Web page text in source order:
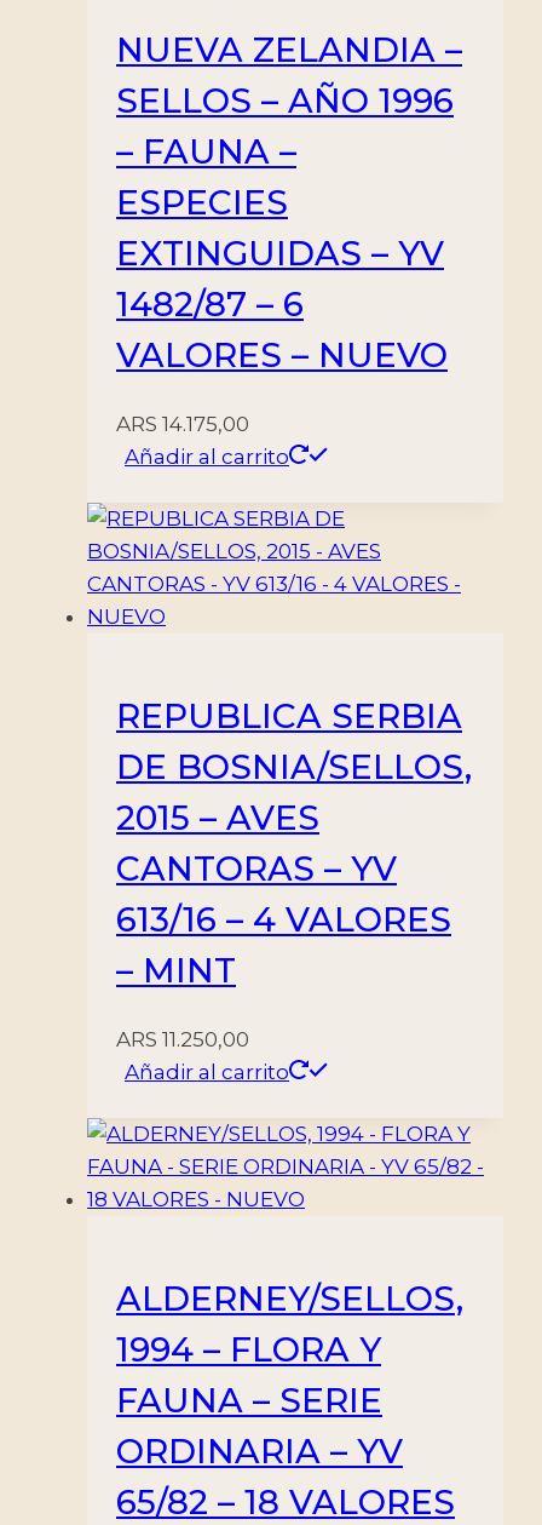
NUEVA ZELANDIA –
SELLOS – AÑO 1996
– FAUNA –
ESPECIES
EXTINGUIDAS – YV
1482/87 – 6
VALORES – NUEVO
ARS 14.175,00
Añadir al carrito
REPUBLICA SERBIA
DE BOSNIA/SELLOS,
2015 – AVES
CANTORAS – YV
613/16 – 4 VALORES
– MINT
ARS 11.250,00
Añadir al carrito
ALDERNEY/SELLOS,
1994 – FLORA Y
FAUNA – SERIE
ORDINARIA – YV
65/82 – 18 VALORES